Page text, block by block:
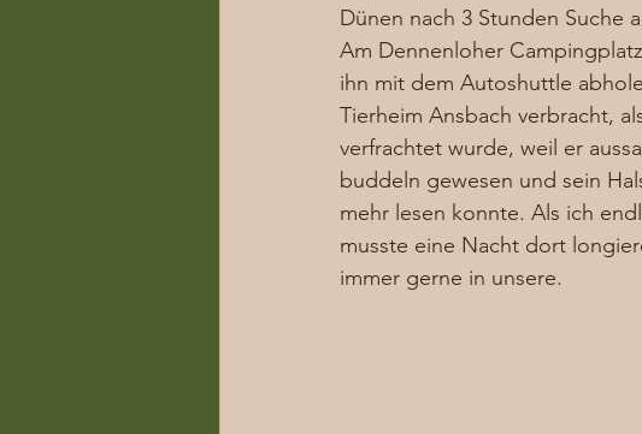
Dünen nach 3 Stunden Suche
Am Dennenloher
ihn mit dem Autoshuttle
Tierheim Ansbach verbracht,
verfrachtet wurde, weil er
buddeln gewesen und sein
mehr lesen konnte. Als ich
musste eine Nacht dort
immer gerne in unsere.